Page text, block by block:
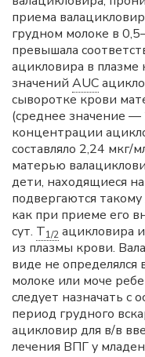
приема
грудном молоке в
превышала
ацикловира в
значений AUC
сыворотке крови
(среднее значение —
концентрации
составляло 2,24
матерью
дети, находящиеся
подвергаются
как при приеме его
сут. T1/2 ацикловира
из плазмы крови.
виде не определялся
молоке или моче
следует назначать
период грудного
ацикловир для в/в
лечения ВПГ у